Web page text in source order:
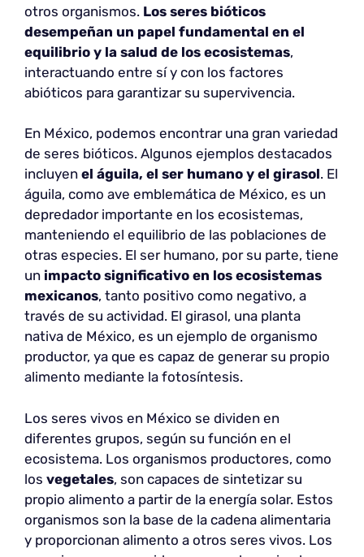
otros organismos. Los seres bióticos
desempeñan un papel fundamental en el
equilibrio y la salud de los ecosistemas,
interactuando entre sí y con los factores
abióticos para garantizar su supervivencia.
En México, podemos encontrar una gran variedad
de seres bióticos. Algunos ejemplos destacados
incluyen el águila, el ser humano y el girasol. El
águila, como ave emblemática de México, es un
depredador importante en los ecosistemas,
manteniendo el equilibrio de las poblaciones de
otras especies. El ser humano, por su parte, tiene
un impacto significativo en los ecosistemas
mexicanos, tanto positivo como negativo, a
través de su actividad. El girasol, una planta
nativa de México, es un ejemplo de organismo
productor, ya que es capaz de generar su propio
alimento mediante la fotosíntesis.
Los seres vivos en México se dividen en
diferentes grupos, según su función en el
ecosistema. Los organismos productores, como
los vegetales, son capaces de sintetizar su
propio alimento a partir de la energía solar. Estos
organismos son la base de la cadena alimentaria
y proporcionan alimento a otros seres vivos. Los